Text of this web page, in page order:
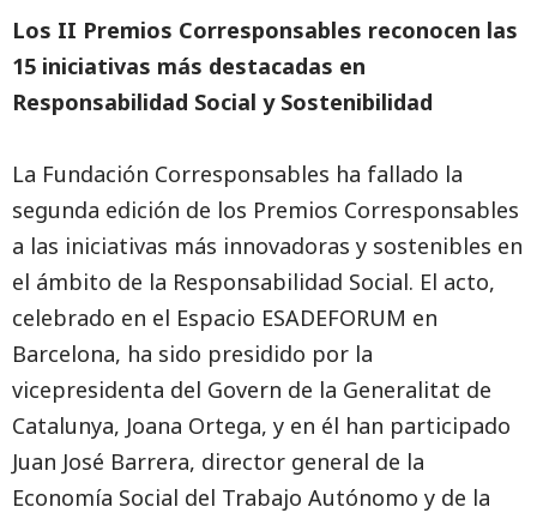
Los II Premios Corresponsables reconocen las
15 iniciativas más destacadas en
Responsabilidad Social y Sostenibilidad
La Fundación Corresponsables ha fallado la
segunda edición de los Premios Corresponsables
a las iniciativas más innovadoras y sostenibles en
el ámbito de la Responsabilidad Social. El acto,
celebrado en el Espacio ESADEFORUM en
Barcelona, ha sido presidido por la
vicepresidenta del Govern de la Generalitat de
Catalunya, Joana Ortega, y en él han participado
Juan José Barrera, director general de la
Economía Social del Trabajo Autónomo y de la